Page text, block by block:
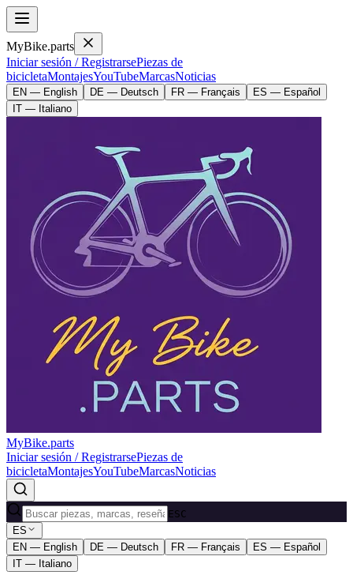
MyBike.parts
Iniciar sesión / RegistrarsePiezas de
bicicletaMontajesYouTubeMarcasNoticias
EN — English DE — Deutsch FR — Français
ES — Español
IT — Italiano
MyBike.parts
Iniciar sesión / RegistrarsePiezas de
bicicletaMontajesYouTubeMarcasNoticias
ESC
ES
EN — English
DE — Deutsch FR — Français
ES — Español
IT — Italiano